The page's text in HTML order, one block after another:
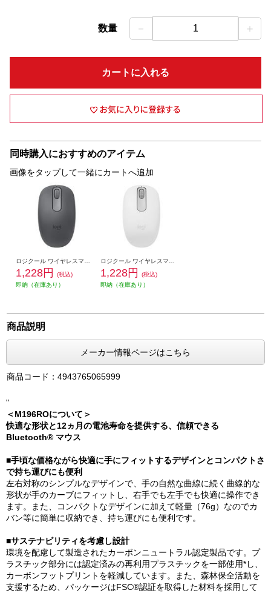
数量 － 1 ＋
カートに入れる
同時購入におすすめのアイテム
画像をタップして一緒にカートへ追加
1,228円
(税込)
即納（在庫あり）
1,228円
(税込)
即納（在庫あり）
商品説明
メーカー情報ページはこちら
商品コード：4943765065999
"
＜M196ROについて＞
快適な形状と12ヵ月の電池寿命を提供する、信頼できる
Bluetooth® マウス
■手頃な価格ながら快適に手にフィットするデザインとコンパクトさ
で持ち運びにも便利
左右対称のシンプルなデザインで、手の自然な曲線に続く曲線的な
形状が手のカーブにフィットし、右手でも左手でも快適に操作でき
ます。また、コンパクトなデザインに加えて軽量（76g）なのでカ
バン等に簡単に収納でき、持ち運びにも便利です。
■サステナビリティを考慮し設計
環境を配慮して製造されたカーボンニュートラル認定製品です。プ
ラスチック部分には認定済みの再利用プラスチックを一部使用*し、
カーボンフットプリントを軽減しています。また、森林保全活動を
支援するため、パッケージはFSC®認証を取得した材料を採用して